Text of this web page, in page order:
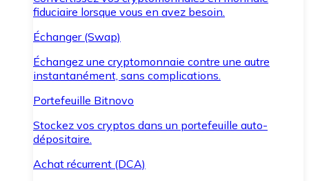
fiduciaire lorsque vous en avez besoin.
Échanger (Swap)
Échangez une cryptomonnaie contre une autre
instantanément, sans complications.
Portefeuille Bitnovo
Stockez vos cryptos dans un portefeuille auto-
dépositaire.
Achat récurrent (DCA)